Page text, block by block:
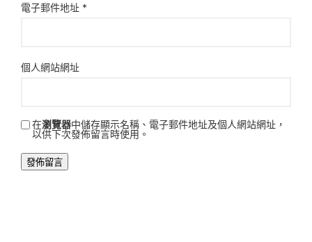
電子郵件地址 *
個人網站網址
在瀏覽器中儲存顯示名稱、電子郵件地址及個人網站網址，
以供下次發佈留言時使用。